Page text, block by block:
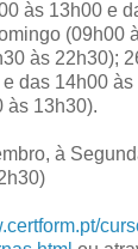
às 13h00 e
(09h00
às 22h30);
das 14h00
às 13h30).
à